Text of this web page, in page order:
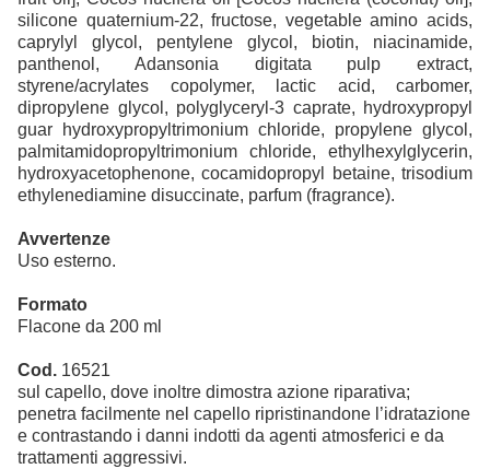
silicone quaternium-22, fructose, vegetable amino acids,
caprylyl glycol, pentylene glycol, biotin, niacinamide,
panthenol, Adansonia digitata pulp extract,
styrene/acrylates copolymer, lactic acid, carbomer,
dipropylene glycol, polyglyceryl-3 caprate, hydroxypropyl
guar hydroxypropyltrimonium chloride, propylene glycol,
palmitamidopropyltrimonium chloride, ethylhexylglycerin,
hydroxyacetophenone, cocamidopropyl betaine, trisodium
ethylenediamine disuccinate, parfum (fragrance).
Avvertenze
Uso esterno.
Formato
Flacone da 200 ml
Cod. 16521
sul capello, dove inoltre dimostra azione riparativa;
penetra facilmente nel capello ripristinandone l’idratazione
e contrastando i danni indotti da agenti atmosferici e da
trattamenti aggressivi.